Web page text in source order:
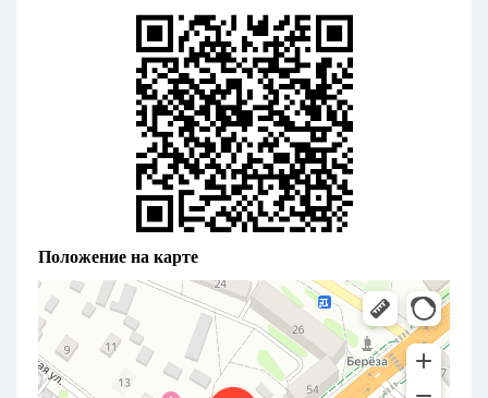
Положение на карте